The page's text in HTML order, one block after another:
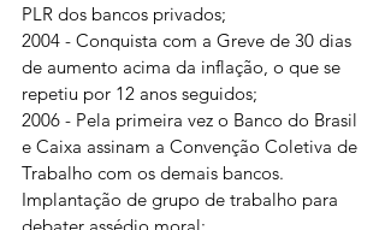
PLR dos bancos privados;
2004 - Conquista com a Greve de 30 dias
de aumento acima da inflação, o que se
repetiu por 12 anos seguidos;
2006 - Pela primeira vez o Banco do Brasil
e Caixa assinam a Convenção Coletiva de
Trabalho com os demais bancos.
Implantação de grupo de trabalho para